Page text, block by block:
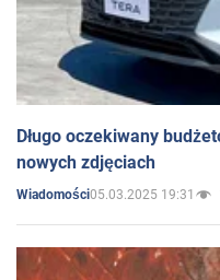
Długo oczekiwany
nowych zdjęciach
Wiadomości05.03.2025 19:31